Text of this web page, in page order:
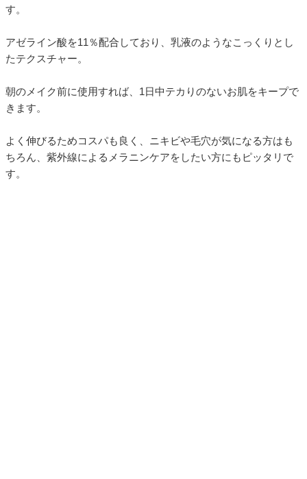
す。
アゼライン酸を11％配合しており、乳液のようなこっくりとし
たテクスチャー。
朝のメイク前に使用すれば、1日中テカりのないお肌をキープで
きます。
よく伸びるためコスパも良く、ニキビや毛穴が気になる方はも
ちろん、紫外線によるメラニンケアをしたい方にもピッタリで
す。